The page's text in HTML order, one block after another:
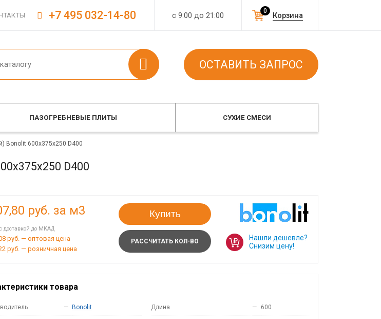
с 9:00 до 21:00 Корзина
0
+7 495 032-14-80
ОСТАВИТЬ ЗАПРОС
ПАЗОГРЕБНЕВЫЕ ПЛИТЫ СУХИЕ СМЕСИ
Bonolit 600x375x250 D400
D400
руб. за м3
доставкой до МКАД
руб. — оптовая цена
руб. — розничная цена
Купить
РАССЧИТАТЬ КОЛ-ВО
Нашли дешевле?
Снизим цену!
товара
— Bonolit Длина — 600